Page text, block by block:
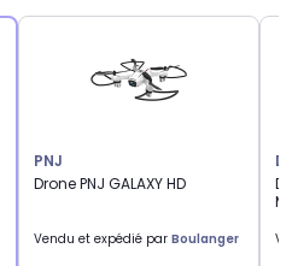
PNJ
Drone PNJ GALAXY HD
Vendu et expédié par Boulanger
DJI